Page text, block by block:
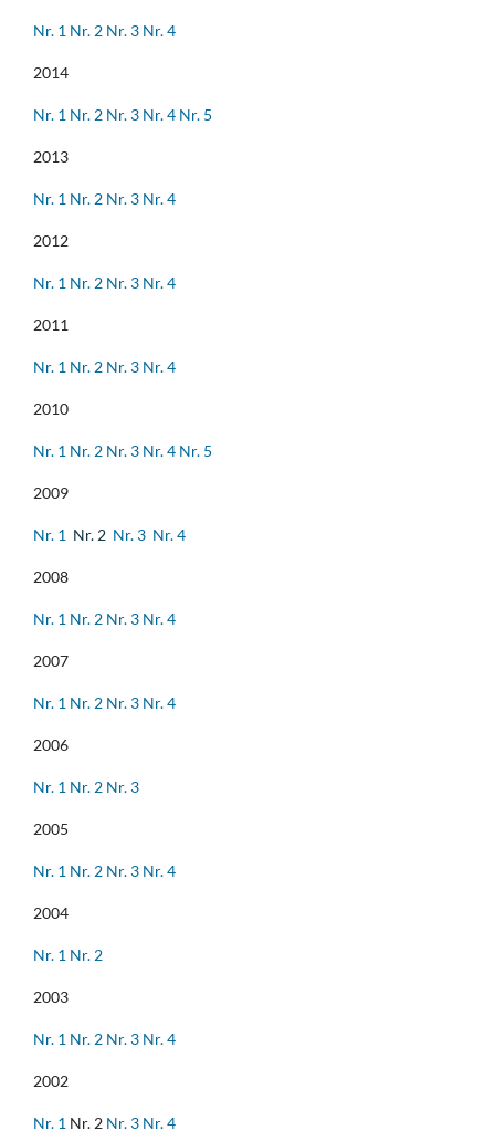
Nr. 1 Nr. 2 Nr. 3 Nr. 4
2014
Nr. 1 Nr. 2 Nr. 3 Nr. 4 Nr. 5
2013
Nr. 1 Nr. 2 Nr. 3 Nr. 4
2012
Nr. 1 Nr. 2 Nr. 3 Nr. 4
2011
Nr. 1 Nr. 2 Nr. 3 Nr. 4
2010
Nr. 1 Nr. 2 Nr. 3 Nr. 4 Nr. 5
2009
Nr. 1 Nr. 2 Nr. 3 Nr. 4
2008
Nr. 1 Nr. 2 Nr. 3 Nr. 4
2007
Nr. 1 Nr. 2 Nr. 3 Nr. 4
2006
Nr. 1 Nr. 2 Nr. 3
2005
Nr. 1 Nr. 2 Nr. 3 Nr. 4
2004
Nr. 1 Nr. 2
2003
Nr. 1 Nr. 2 Nr. 3 Nr. 4
2002
Nr. 1 Nr. 2 Nr. 3 Nr. 4